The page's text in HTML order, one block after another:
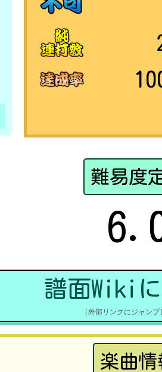
難易度
譜面Wikiに
（外部リンクにジャンプ
楽曲情